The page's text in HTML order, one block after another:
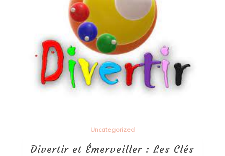
Uncategorized
Divertir et Émerveiller : Les Clés